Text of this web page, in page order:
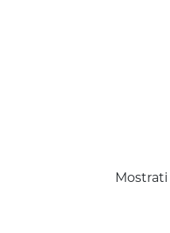
Mostrati